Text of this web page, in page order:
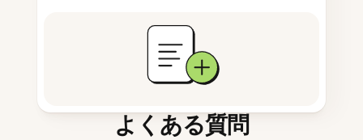
よくある質問